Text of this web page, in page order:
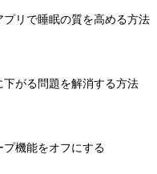
リで睡眠の質を高める方法
がる問題を解消する方法
機能をオフにする